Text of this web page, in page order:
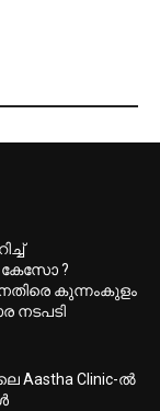
?
കുന്നംകുളം
നടപടി
Aastha Clinic-ൽ